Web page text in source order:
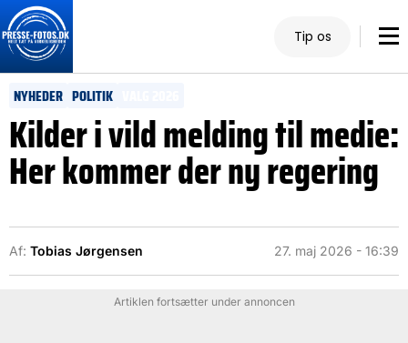
Tip os
NYHEDER POLITIK
Kilder i vild melding til medie:
Her kommer der ny regering
Af: Tobias Jørgensen 27. maj 2026 - 16:39
Artiklen fortsætter under annoncen